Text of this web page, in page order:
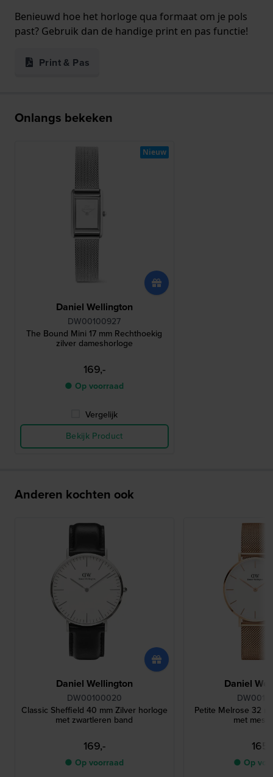
Benieuwd hoe het horloge qua formaat om je pols
past? Gebruik dan de handige print en pas functie!
Print & Pas
Onlangs bekeken
Daniel Wellington
DW00100927
The Bound Mini 17 mm Rechthoekig
zilver dameshorloge
169,-
● Op voorraad
Vergelijk
Bekijk Product
Nieuw
Anderen kochten ook
Daniel Wellington
DW00100020
Classic Sheffield 40 mm Zilver horloge
met zwartleren band
169,-
● Op voorraad
Daniel
Petite Melrose 32
met
● Op